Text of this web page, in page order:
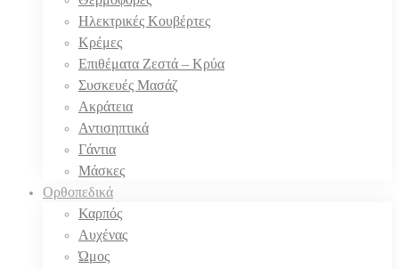
Ηλεκτρικές Κουβέρτες
Κρέμες
Επιθέματα Ζεστά – Κρύα
Συσκευές Μασάζ
Ακράτεια
Αντισηπτικά
Γάντια
Μάσκες
Ορθοπεδικά
Καρπός
Αυχένας
Ώμος